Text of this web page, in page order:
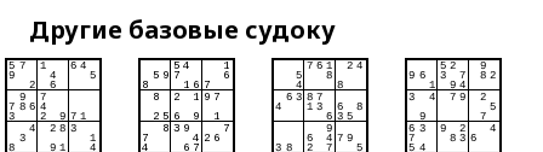
Другие базовые судоку